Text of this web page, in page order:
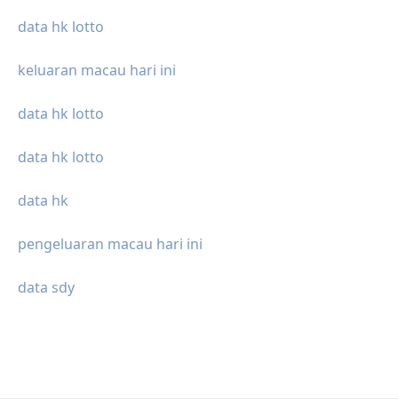
data hk lotto
keluaran macau hari ini
data hk lotto
data hk lotto
data hk
pengeluaran macau hari ini
data sdy